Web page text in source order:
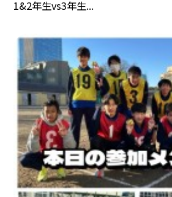
1&2年生vs3年生...